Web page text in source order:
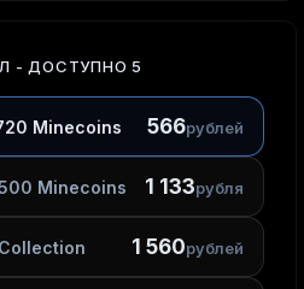
- ДОСТУПНО 5
Minecoins 566рублей
Minecoins 1 133рубля
1 560рублей